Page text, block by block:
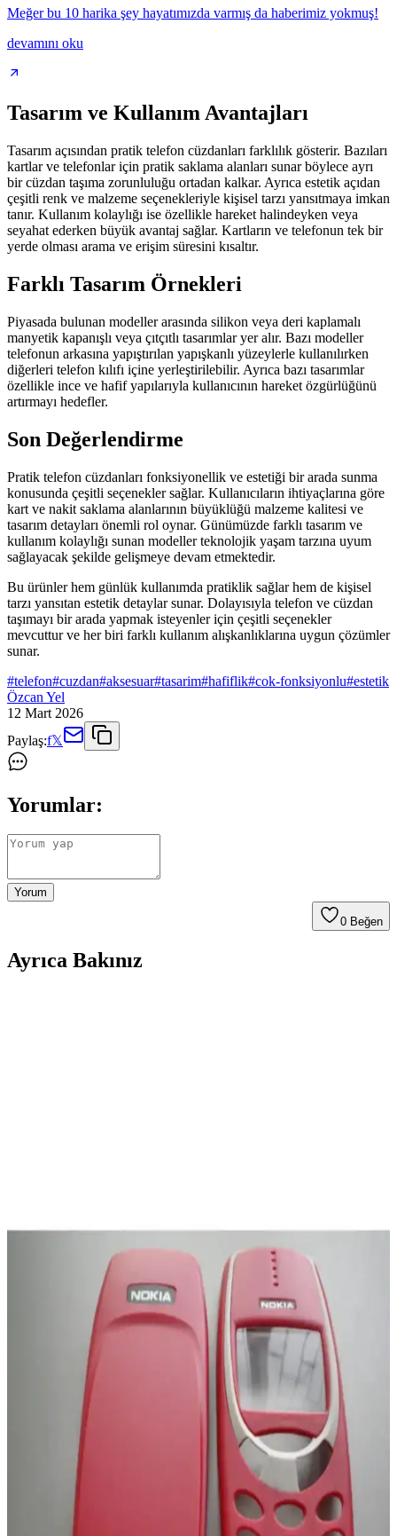
Meğer bu 10 harika şey hayatımızda varmış da haberimiz yokmuş!
devamını oku
Tasarım ve Kullanım Avantajları
Tasarım açısından pratik telefon cüzdanları farklılık gösterir. Bazıları
kartlar ve telefonlar için pratik saklama alanları sunar böylece ayrı
bir cüzdan taşıma zorunluluğu ortadan kalkar. Ayrıca estetik açıdan
çeşitli renk ve malzeme seçenekleriyle kişisel tarzı yansıtmaya imkan
tanır. Kullanım kolaylığı ise özellikle hareket halindeyken veya
seyahat ederken büyük avantaj sağlar. Kartların ve telefonun tek bir
yerde olması arama ve erişim süresini kısaltır.
Farklı Tasarım Örnekleri
Piyasada bulunan modeller arasında silikon veya deri kaplamalı
manyetik kapanışlı veya çıtçıtlı tasarımlar yer alır. Bazı modeller
telefonun arkasına yapıştırılan yapışkanlı yüzeylerle kullanılırken
diğerleri telefon kılıfı içine yerleştirilebilir. Ayrıca bazı tasarımlar
özellikle ince ve hafif yapılarıyla kullanıcının hareket özgürlüğünü
artırmayı hedefler.
Son Değerlendirme
Pratik telefon cüzdanları fonksiyonellik ve estetiği bir arada sunma
konusunda çeşitli seçenekler sağlar. Kullanıcıların ihtiyaçlarına göre
kart ve nakit saklama alanlarının büyüklüğü malzeme kalitesi ve
tasarım detayları önemli rol oynar. Günümüzde farklı tasarım ve
kullanım kolaylığı sunan modeller teknolojik yaşam tarzına uyum
sağlayacak şekilde gelişmeye devam etmektedir.
Bu ürünler hem günlük kullanımda pratiklik sağlar hem de kişisel
tarzı yansıtan estetik detaylar sunar. Dolayısıyla telefon ve cüzdan
taşımayı bir arada yapmak isteyenler için çeşitli seçenekler
mevcuttur ve her biri farklı kullanım alışkanlıklarına uygun çözümler
sunar.
#telefon#cuzdan#aksesuar#tasarim#hafiflik#cok-fonksiyonlu#estetik
Özcan Yel
12 Mart 2026
Paylaş:f𝕏
Yorumlar:
Yorum
0 Beğen
Ayrıca Bakınız
Oppo A38 ve Xiaomi Redmi 13C Karşılaştırması:
Hangi Telefon Sizin İçin Uygun
Oppo A38 ve Xiaomi Redmi 13C modellerinin özelliklerini detaylı
karşılaştırıyoruz. Pil ömrü, kamera, ekran ve performans gibi önemli
faktörleri analiz ederek en uygun seçimi yapmanıza yardımcı
Samsung Galaxy S22 Siyah: Güç ve Estetiğin
Modern Buluşması
Samsung Galaxy S22 Siyah, şık tasarımı, yüksek performansı ve
gelişmiş kameralarıyla günlük kullanım ve tarzınızı yansıtmak için
ideal bir akıllı telefondur.
Samsung B310 ve B310 Dual Sim Tuşlu Telefonların